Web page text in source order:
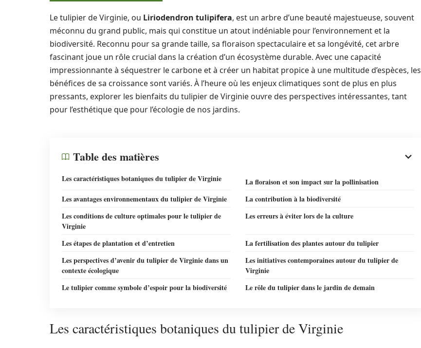
Le tulipier de Virginie, ou Liriodendron tulipifera, est un arbre d’une beauté majestueuse, souvent
méconnu du grand public, mais qui constitue un atout indéniable pour l’environnement et la
biodiversité. Reconnu pour sa grande taille, sa floraison spectaculaire et sa longévité, cet arbre
fascinant joue un rôle crucial dans la création d’un écosystème durable. Avec une capacité
impressionnante à séquestrer le carbone et à créer un habitat propice à une multitude d’espèces, les
bénéfices de sa croissance sont variés. À l’heure où les enjeux climatiques sont de plus en plus
pressants, explorer les bienfaits du tulipier de Virginie ouvre des perspectives intéressantes, tant
pour l’esthétique que pour l’écologie de nos jardins.
Table des matières
Les caractéristiques botaniques du tulipier de Virginie
La floraison et son impact sur la pollinisation
Les avantages environnementaux du tulipier de Virginie
La contribution à la biodiversité
Les conditions de culture optimales pour le tulipier de
Virginie
Les erreurs à éviter lors de la culture
Les étapes de plantation et d’entretien
La fertilisation des plantes autour du tulipier
Les perspectives d’avenir du tulipier de Virginie dans un
contexte écologique
Les initiatives contemporaines autour du tulipier de
Virginie
Le tulipier comme symbole d’espoir pour la biodiversité
Le rôle du tulipier dans le jardin de demain
Les caractéristiques botaniques du tulipier de Virginie